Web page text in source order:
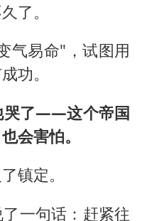
了。
气易命"，试图用
功。
哭了——这个帝国
会害怕。
镇定。
一句话：赶紧往